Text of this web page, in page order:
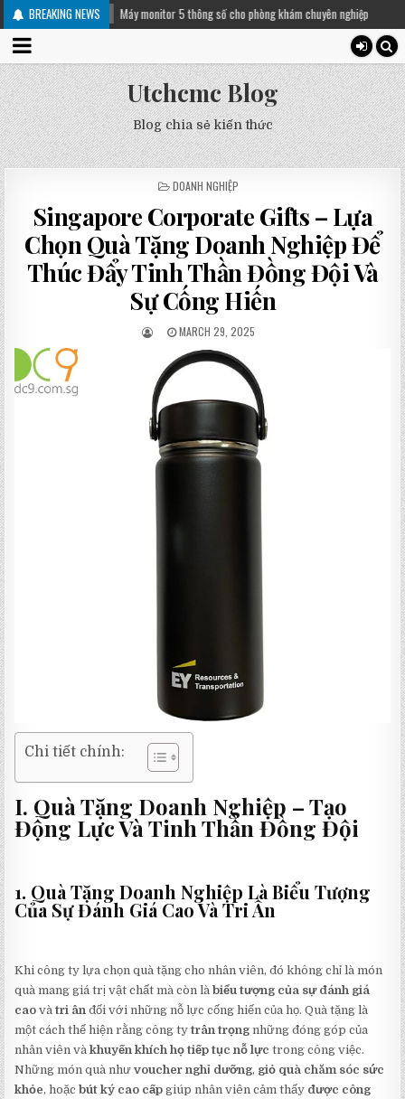
BREAKING NEWS
03 Máy monitor 5 thông số cho phòng khám chuyên nghiệp 2025-08-27
Utchcmc Blog
Blog chia sẻ kiến thức
POSTED
DOANH NGHIỆP
Singapore Corporate Gifts – Lựa
Chọn Quà Tặng Doanh Nghiệp Để
Thúc Đẩy Tinh Thần Đồng Đội Và
Sự Cống Hiến
MARCH 29, 2025
Chi tiết chính:
I. Quà Tặng Doanh Nghiệp – Tạo
Động Lực Và Tinh Thần Đồng Đội
1. Quà Tặng Doanh Nghiệp Là Biểu Tượng
Của Sự Đánh Giá Cao Và Tri Ân
Khi công ty lựa chọn quà tặng cho nhân viên, đó không chỉ là món
quà mang giá trị vật chất mà còn làbiểu tượng của sự đánh giá
cao vàtri ân đối với những nỗ lực cống hiến của họ. Quà tặng là
một cách thể hiện rằng công tytrân trọng những đóng góp của
nhân viên vàkhuyến khích họ tiếp tục nỗ lực trong công việc.
Những món quà nhưvoucher nghỉ dưỡng, giỏ quà chăm sóc sức
khỏe, hoặcbút ký cao cấp giúp nhân viên cảm thấy được công